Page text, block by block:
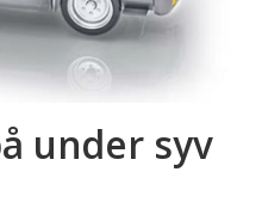
under syv